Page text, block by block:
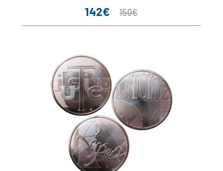
Prix
142€
Prix
150€